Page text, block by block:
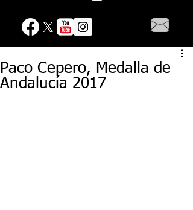
Paco Cepero, Medalla de
Andalucía 2017